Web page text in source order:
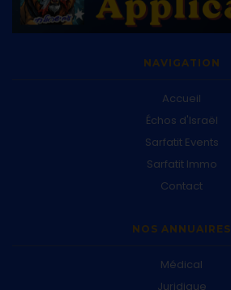
NAVIGATION
Accueil
Échos d'Israël
Sarfatit Events
Sarfatit Immo
Contact
NOS ANNUAIRES
Médical
Juridique